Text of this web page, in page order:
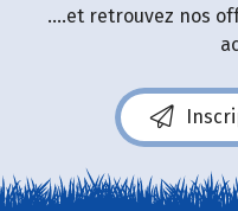
....et retrouvez nos